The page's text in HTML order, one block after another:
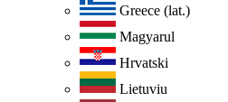
Greece (lat.)
Magyarul
Hrvatski
Lietuviu